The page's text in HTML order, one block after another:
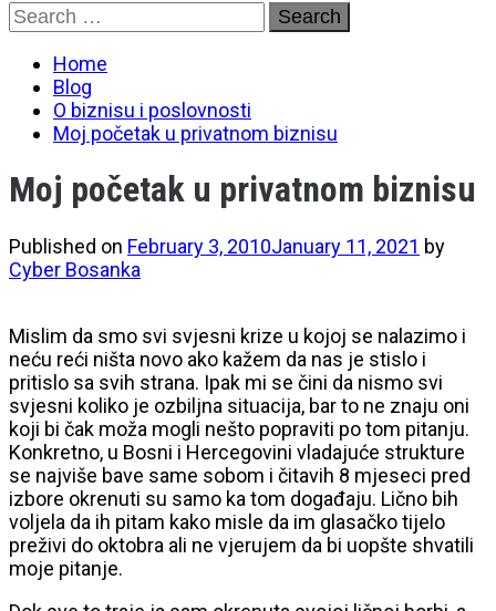
Skip
to
content
Search
for:
Home
Blog
O biznisu i poslovnosti
Moj početak u privatnom biznisu
Moj početak u privatnom biznisu
Published on February 3, 2010January 11, 2021 by
Cyber Bosanka
Mislim da smo svi svjesni krize u kojoj se nalazimo i
neću reći ništa novo ako kažem da nas je stislo i
pritislo sa svih strana. Ipak mi se čini da nismo svi
svjesni koliko je ozbiljna situacija, bar to ne znaju oni
koji bi čak moža mogli nešto popraviti po tom pitanju.
Konkretno, u Bosni i Hercegovini vladajuće strukture
se najviše bave same sobom i čitavih 8 mjeseci pred
izbore okrenuti su samo ka tom događaju. Lično bih
voljela da ih pitam kako misle da im glasačko tijelo
preživi do oktobra ali ne vjerujem da bi uopšte shvatili
moje pitanje.